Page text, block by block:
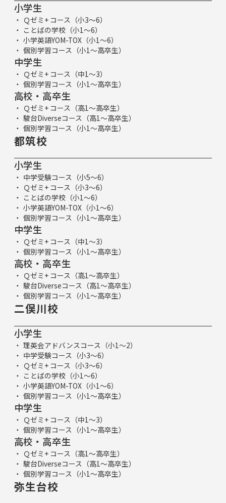
小学生
Ｑゼミ+ コース（小3～6）
ことばの学校（小1～6）
小学英語YOM-TOX（小1～6）
個別学習コース（小1～高卒生）
中学生
Ｑゼミ+ コース（中1～3）
個別学習コース（小1～高卒生）
高校・高卒生
Ｑゼミ+ コース（高1～高卒生）
駿台Diverseコース（高1～高卒生）
個別学習コース（小1～高卒生）
都筑校
小学生
中学受験コース（小5～6）
Ｑゼミ+ コース（小3～6）
ことばの学校（小1～6）
小学英語YOM-TOX（小1～6）
個別学習コース（小1～高卒生）
中学生
Ｑゼミ+ コース（中1～3）
個別学習コース（小1～高卒生）
高校・高卒生
Ｑゼミ+ コース（高1～高卒生）
駿台Diverseコース（高1～高卒生）
個別学習コース（小1～高卒生）
二俣川校
小学生
理英会アドバンスコース（小1～2）
中学受験コース（小3～6）
Ｑゼミ+ コース（小3～6）
ことばの学校（小1～6）
小学英語YOM-TOX（小1～6）
個別学習コース（小1～高卒生）
中学生
Ｑゼミ+ コース（中1～3）
個別学習コース（小1～高卒生）
高校・高卒生
Ｑゼミ+ コース（高1～高卒生）
駿台Diverseコース（高1～高卒生）
個別学習コース（小1～高卒生）
弥生台校